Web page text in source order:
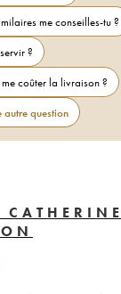
me conseilles-tu ?
?
coûter la livraison ?
autre question